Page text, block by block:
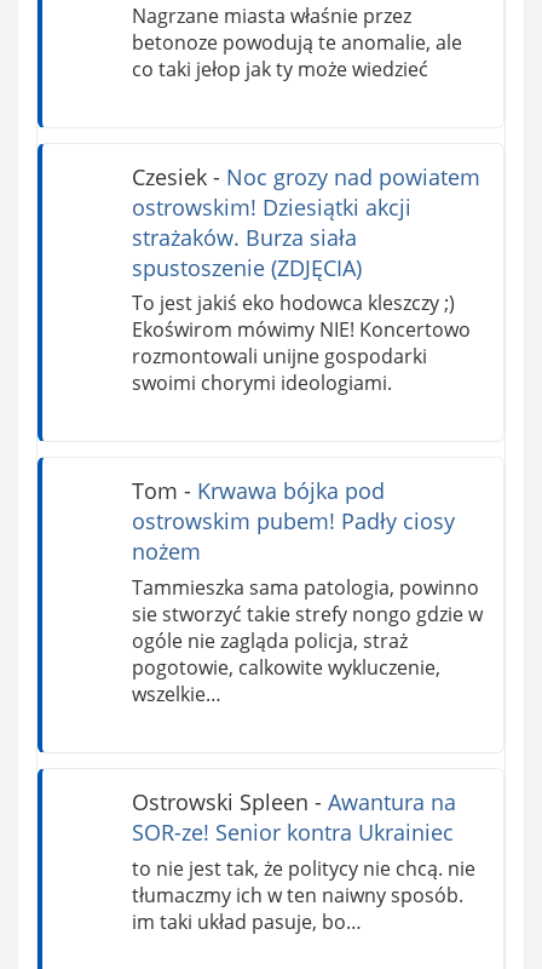
Nagrzane miasta właśnie przez
betonoze powodują te anomalie, ale
co taki jełop jak ty może wiedzieć
Czesiek- Noc grozy nad powiatem
ostrowskim! Dziesiątki akcji
strażaków. Burza siała
spustoszenie (ZDJĘCIA)
To jest jakiś eko hodowca kleszczy ;)
Ekoświrom mówimy NIE! Koncertowo
rozmontowali unijne gospodarki
swoimi chorymi ideologiami.
Tom - Krwawa bójka pod
ostrowskim pubem! Padły ciosy
nożem
Tammieszka sama patologia, powinno
sie stworzyć takie strefy nongo gdzie w
ogóle nie zagląda policja, straż
pogotowie, calkowite wykluczenie,
wszelkie…
Ostrowski Spleen - Awantura na
SOR-ze! Senior kontra Ukrainiec
to nie jest tak, że politycy nie chcą. nie
tłumaczmy ich w ten naiwny sposób.
im taki układ pasuje, bo…